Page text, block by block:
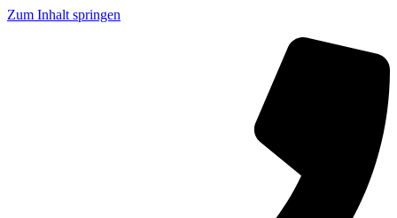
Zum Inhalt springen